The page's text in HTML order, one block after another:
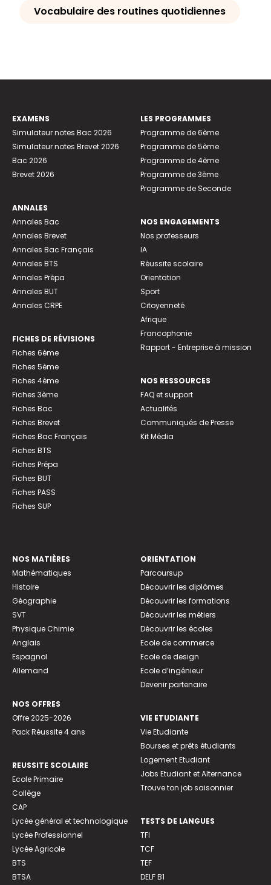
Vocabulaire des routines quotidiennes
EXAMENS
Simulateur notes Bac 2026
Simulateur notes Brevet 2026
Bac 2026
Brevet 2026
ANNALES
Annales Bac
Annales Brevet
Annales Bac Français
Annales BTS
Annales Prépa
Annales BUT
Annales CRPE
FICHES DE RÉVISIONS
Fiches 6ème
Fiches 5ème
Fiches 4ème
Fiches 3ème
Fiches Bac
Fiches Brevet
Fiches Bac Français
Fiches BTS
Fiches Prépa
Fiches BUT
Fiches PASS
Fiches SUP
LES PROGRAMMES
Programme de 6ème
Programme de 5ème
Programme de 4ème
Programme de 3ème
Programme de Seconde
NOS ENGAGEMENTS
Nos professeurs
IA
Réussite scolaire
Orientation
Sport
Citoyenneté
Afrique
Francophonie
Rapport - Entreprise à mission
NOS RESSOURCES
FAQ et support
Actualités
Communiqués de Presse
Kit Média
NOS MATIÈRES
Mathématiques
Histoire
Géographie
SVT
Physique Chimie
Anglais
Espagnol
Allemand
NOS OFFRES
Offre 2025-2026
Pack Réussite 4 ans
REUSSITE SCOLAIRE
Ecole Primaire
Collège
CAP
Lycée général et technologique
Lycée Professionnel
Lycée Agricole
BTS
BTSA
ORIENTATION
Parcoursup
Découvrir les diplômes
Découvrir les formations
Découvrir les métiers
Découvrir les écoles
Ecole de commerce
Ecole de design
Ecole d’ingénieur
Devenir partenaire
VIE ETUDIANTE
Vie Etudiante
Bourses et prêts étudiants
Logement Etudiant
Jobs Etudiant et Alternance
Trouve ton job saisonnier
TESTS DE LANGUES
TFI
TCF
TEF
DELF B1